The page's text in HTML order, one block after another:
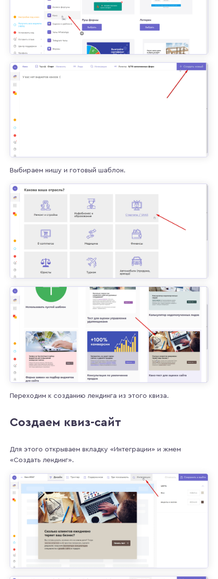
Выбираем нишу и готовый шаблон.
Переходим к созданию лендинга из этого квиза.
Создаем квиз-сайт
Для этого открываем вкладку «Интеграции» и жмем
«Создать лендинг».